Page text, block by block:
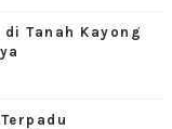
Tanah Kayong